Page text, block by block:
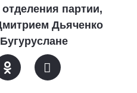
партии,
Дьяченко